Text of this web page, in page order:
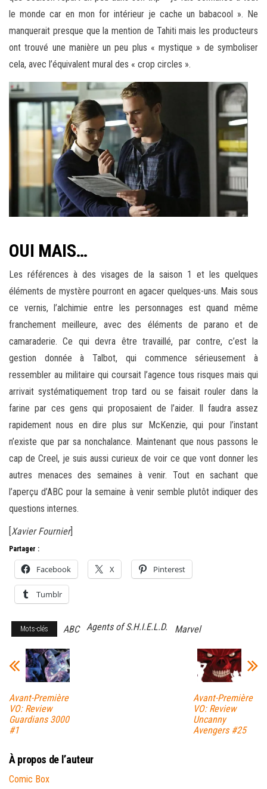
le monde car en mon for intérieur je cache un babacool ». Ne
manquerait presque que la mention de Tahiti mais les producteurs
ont trouvé une manière un peu plus « mystique » de symboliser
cela, avec l’équivalent mural des « crop circles ».
OUI MAIS…
Les références à des visages de la saison 1 et les quelques
éléments de mystère pourront en agacer quelques-uns. Mais sous
ce vernis, l’alchimie entre les personnages est quand même
franchement meilleure, avec des éléments de parano et de
camaraderie. Ce qui devra être travaillé, par contre, c’est la
gestion donnée à Talbot, qui commence sérieusement à
ressembler au militaire qui coursait l’agence tous risques mais qui
arrivait systématiquement trop tard ou se faisait rouler dans la
farine par ces gens qui proposaient de l’aider. Il faudra assez
rapidement nous en dire plus sur McKenzie, qui pour l’instant
n’existe que par sa nonchalance. Maintenant que nous passons le
cap de Creel, je suis aussi curieux de voir ce que vont donner les
autres menaces des semaines à venir. Tout en sachant que
l’aperçu d’ABC pour la semaine à venir semble plutôt indiquer des
questions internes.
Xavier Fournier]
Partager :
Facebook X Pinterest
Tumblr
Mots-clés ABC Agents of S.H.I.E.L.D. Marvel
Avant-Première
VO: Review
Guardians 3000
#1
Avant-Première
VO: Review
Uncanny
Avengers #25
À propos de l’auteur
Comic Box